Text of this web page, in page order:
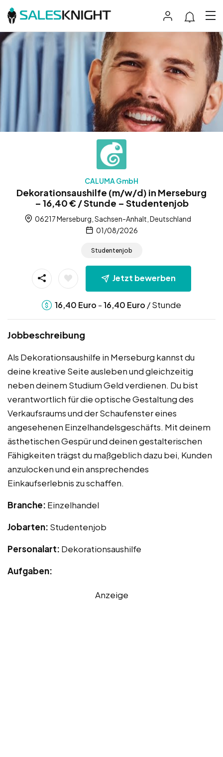
CALUMA GmbH
Dekorationsaushilfe (m/w/d) in Merseburg
– 16,40 € / Stunde – Studentenjob
06217 Merseburg, Sachsen-Anhalt, Deutschland
01/08/2026
Studentenjob
Jetzt bewerben
16,40 Euro -16,40 Euro / Stunde
Jobbeschreibung
Als Dekorationsaushilfe in Merseburg kannst du
deine kreative Seite ausleben und gleichzeitig
neben deinem Studium Geld verdienen. Du bist
verantwortlich für die optische Gestaltung des
Verkaufsraums und der Schaufenster eines
angesehenen Einzelhandelsgeschäfts. Mit deinem
ästhetischen Gespür und deinen gestalterischen
Fähigkeiten trägst du maßgeblich dazu bei, Kunden
anzulocken und ein ansprechendes
Einkaufserlebnis zu schaffen.
Branche: Einzelhandel
Jobarten: Studentenjob
Personalart: Dekorationsaushilfe
Aufgaben:
Anzeige